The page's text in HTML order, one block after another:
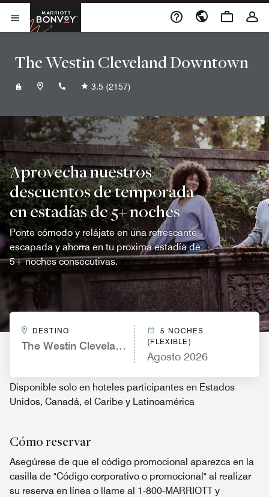
Skip to Content
Abrir el menú
Marriott Bonvoy
The Westin Cleveland Downtown
+12167717700
3.5 (2157)
Aprovecha nuestros
descuentos de temporada
en estadías de 5+ noches
Ponte cómodo y relájate en una refrescante
escapada y ahorra en tu proxima estadía de
5+ noches consecutivas.
DESTINO
The Westin Cleveland Downtown
5 NOCHES
(FLEXIBLE)
Agosto 2026
Disponible solo en hoteles participantes en Estados
Unidos, Canadá, el Caribe y Latinoamérica
Cómo reservar
Asegúrese de que el código promocional aparezca en la
casilla de "Código corporativo o promocional" al realizar
su reserva en línea o llame al 1-800-MARRIOTT y